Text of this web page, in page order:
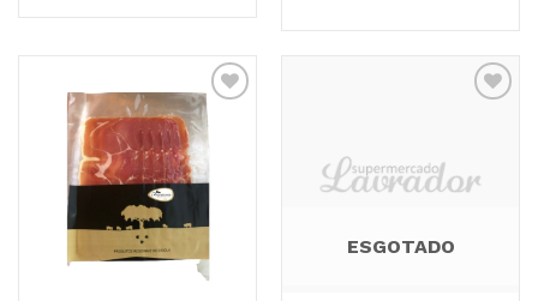
Adicionar
aos
Favoritos
Favoritos
ESGOTADO